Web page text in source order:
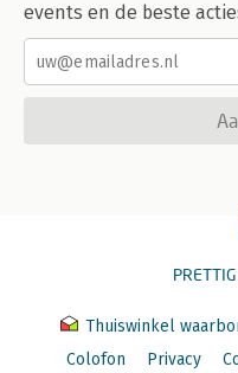
events en de beste
Thuiswinkel
Colofon
Privacy